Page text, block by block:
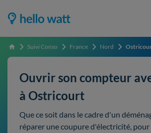
Accueil Suivi Conso France Nord
Ouvrir son compteur
à Ostricourt
Que ce soit dans le cadre d'un
réparer une coupure d'électricité,